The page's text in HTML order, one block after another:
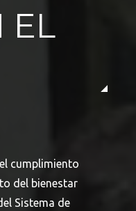
EL
cumplimiento
del bienestar
Sistema de